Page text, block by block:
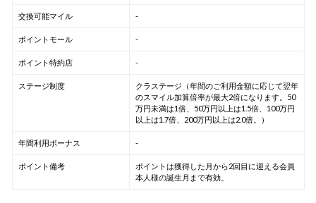
交換可能マイル -
ポイントモール -
ポイント特約店 -
ステージ制度
クラステージ（年間のご利用金額に応じて翌年
のスマイル加算倍率が最大2倍になります。50
万円未満は1倍、50万円以上は1.5倍、100万円
以上は1.7倍、200万円以上は2.0倍。）
年間利用ボーナス -
ポイント備考
ポイントは獲得した月から2回目に迎える会員
本人様の誕生月まで有効。